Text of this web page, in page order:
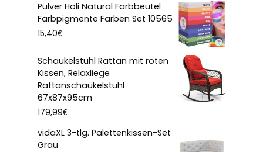
Pulver Holi Natural Farbbeutel
Farbpigmente Farben Set 10565
15,40€
Schaukelstuhl Rattan mit roten
Kissen, Relaxliege
Rattanschaukelstuhl
67x87x95cm
179,99€
vidaXL 3-tlg. Palettenkissen-Set
Grau